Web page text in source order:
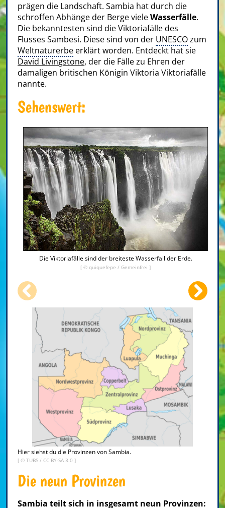
prägen die Landschaft. Sambia hat durch die
schroffen Abhänge der Berge vieleWasserfälle.
Die bekanntesten sind die Viktoriafälle des
Flusses Sambesi. Diese sind von der UNESCOzum
Weltnaturerbe erklärt worden. Entdeckt hat sie
David Livingstone, der die Fälle zu Ehren der
damaligen britischen Königin Viktoria Viktoriafälle
nannte.
Sehenswert:
Die Viktoriafälle sind der breiteste Wasserfall der Erde.
[ © quiquefepe / Gemeinfrei ]
Hier siehst du die Provinzen von Sambia.
[ © TUBS / CC BY-SA 3.0 ]
Die neun Provinzen
Sambia teilt sich in insgesamt neun Provinzen: